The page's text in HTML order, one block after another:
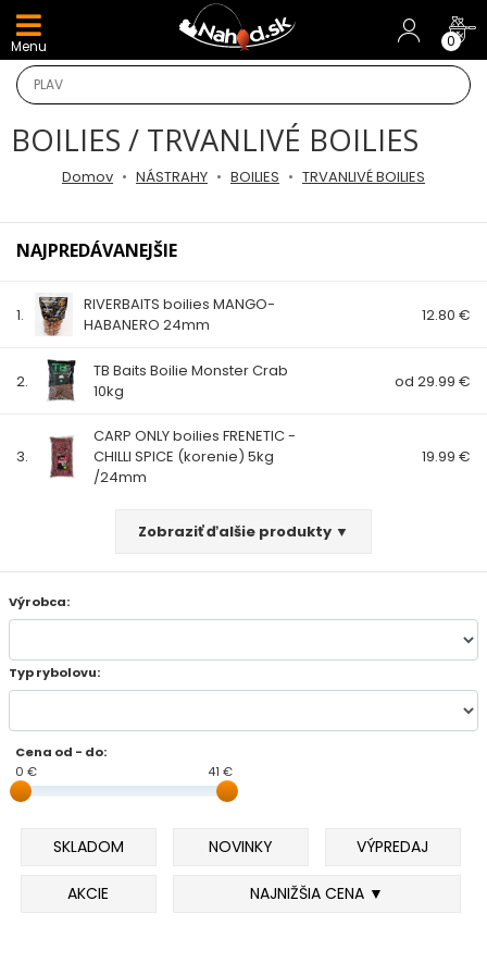
Menu 0
BOILIES / TRVANLIVÉ BOILIES
Domov NÁSTRAHY BOILIES TRVANLIVÉ BOILIES
NAJPREDÁVANEJŠIE
1.
RIVERBAITS boilies MANGO-
HABANERO 24mm
12.80 €
2.
TB Baits Boilie Monster Crab
10kg
od 29.99 €
3.
CARP ONLY boilies FRENETIC -
CHILLI SPICE (korenie) 5kg
/24mm
19.99 €
Zobraziť ďalšie produkty ▼
Výrobca:
Typ rybolovu:
Cena od - do:
0 €
41 €
SKLADOM NOVINKY VÝPREDAJ
AKCIE NAJNIŽŠIA CENA ▼
DARČEKY A AKCIE
TOP AKCIE
Darčeky
AKCIA 1+1
AKCIOVÝ CAMPING
KAPROVÉ PRÚTY
FEEDER PRÚTY
PRÍVLAČOVÉ PRÚTY
BIČE A DELIČKY
SPODOVÉ A MARKEROVACIE PRÚTY